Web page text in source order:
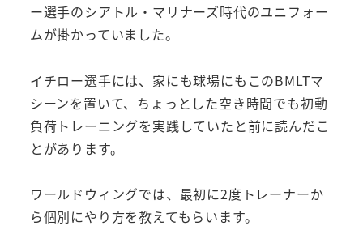
ー選手のシアトル・マリナーズ時代のユニフォー
ムが掛かっていました。
イチロー選手には、家にも球場にもこのBMLTマ
シーンを置いて、ちょっとした空き時間でも初動
負荷トレーニングを実践していたと前に読んだこ
とがあります。
ワールドウィングでは、最初に2度トレーナーか
ら個別にやり方を教えてもらいます。